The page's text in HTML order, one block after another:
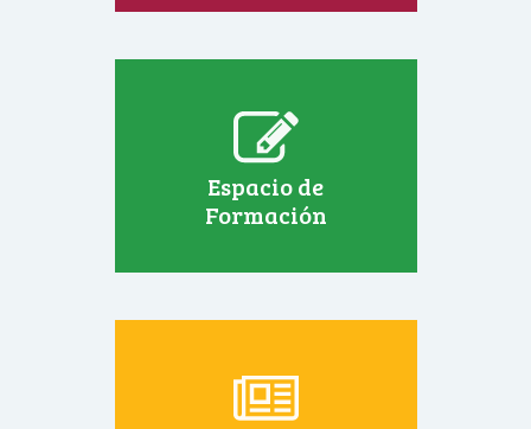
Espacio de
Formación